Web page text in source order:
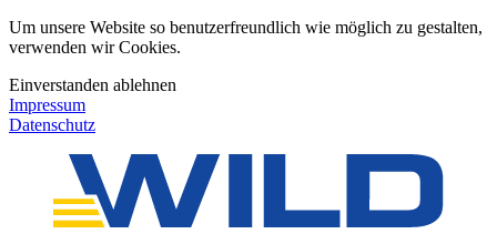
Um unsere Website so benutzerfreundlich wie möglich zu gestalten,
verwenden wir Cookies.
Einverstanden ablehnen
Impressum
Datenschutz